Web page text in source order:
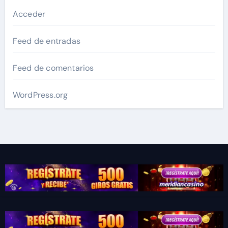
Acceder
Feed de entradas
Feed de comentarios
WordPress.org